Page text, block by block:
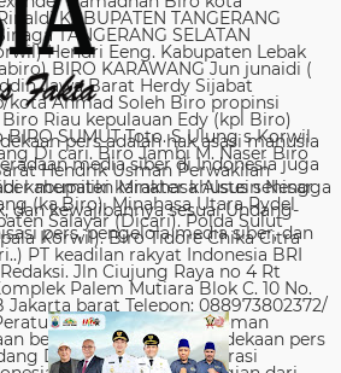
pers adalah hak asasi manusia
media siber di Indonesia juga
memiliki karakter khusus sehingga
kewajibannya sesuai Undang-
pers, pengelola media siber, dan